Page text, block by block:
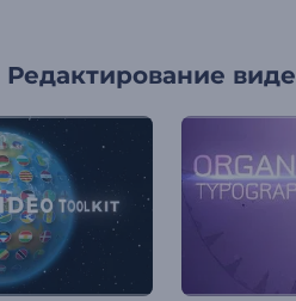
Редактирование